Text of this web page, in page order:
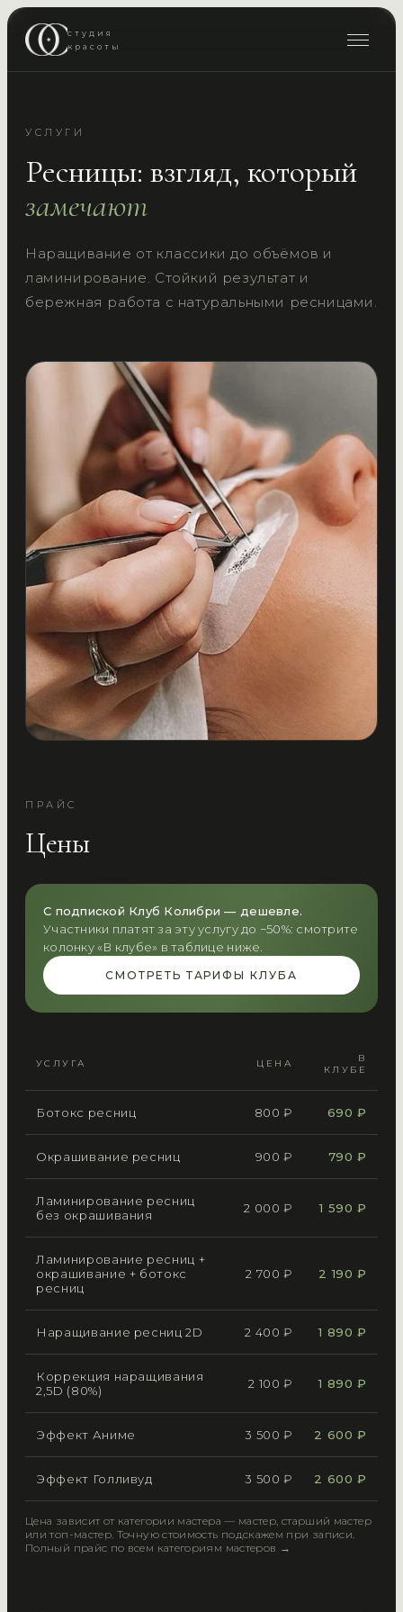
студия
красоты
УСЛУГИ
Ресницы: взгляд, который
замечают
Наращивание от классики до объёмов и
ламинирование. Стойкий результат и
бережная работа с натуральными ресницами.
ПРАЙС
Цены
С подпиской Клуб Колибри — дешевле.
Участники платят за эту услугу до −50%: смотрите
колонку «В клубе» в таблице ниже.
СМОТРЕТЬ ТАРИФЫ КЛУБА
УСЛУГА ЦЕНА
В
КЛУБЕ
Ботокс ресниц 800 ₽ 690 ₽
Окрашивание ресниц 900 ₽ 790 ₽
Ламинирование ресниц
без окрашивания
2 000 ₽ 1 590 ₽
Ламинирование ресниц +
окрашивание + ботокс
ресниц
2 700 ₽ 2 190 ₽
Наращивание ресниц 2D 2 400 ₽ 1 890 ₽
Коррекция наращивания
2,5D (80%)
2 100 ₽ 1 890 ₽
Эффект Аниме 3 500 ₽ 2 600 ₽
Эффект Голливуд 3 500 ₽ 2 600 ₽
Цена зависит от категории мастера — мастер, старший мастер
или топ-мастер. Точную стоимость подскажем при записи.
Полный прайс по всем категориям мастеров →